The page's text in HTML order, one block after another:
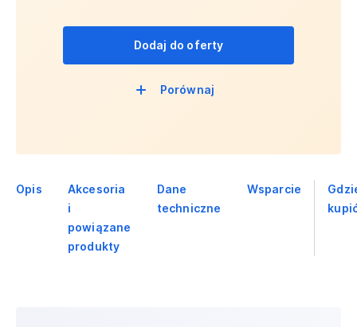
Dodaj do oferty
Porównaj
Opis
Akcesoria
i
powiązane
produkty
Dane
techniczne
Wsparcie